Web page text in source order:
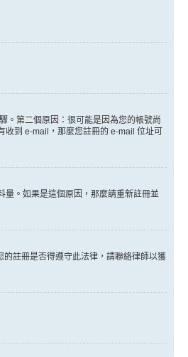
。第二個原因：很可能是因為您的帳號尚
收到 e-mail，那麼您註冊的 e-mail 位址可
。如果是這個原因，那麼請重新註冊並
註冊是否得遵守此法律，請聯絡律師以獲